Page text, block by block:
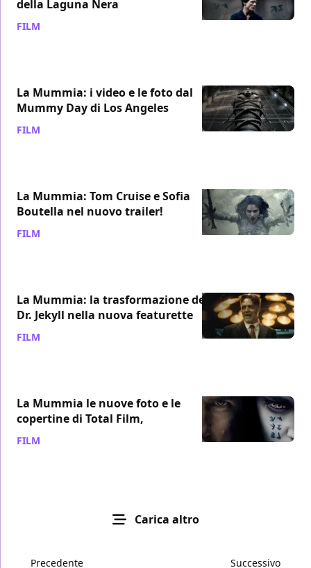
della Laguna Nera
FILM
La Mummia: i video e le foto dal
Mummy Day di Los Angeles
FILM
La Mummia: Tom Cruise e Sofia
Boutella nel nuovo trailer!
FILM
La Mummia: la trasformazione del
Dr. Jekyll nella nuova featurette
FILM
La Mummia le nuove foto e le
copertine di Total Film,
FILM
Carica altro
Precedente Successivo